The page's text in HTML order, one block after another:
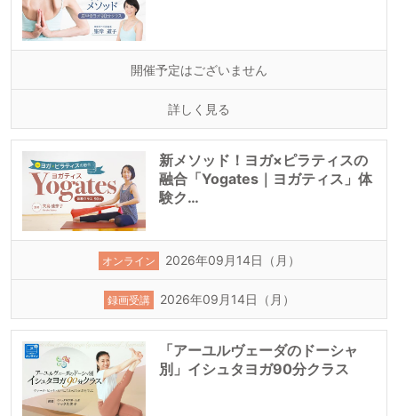
開催予定はございません
詳しく見る
新メソッド！ヨガ×ピラティスの
融合「Yogates｜ヨガティス」体
験ク…
オンライン 2026年09月14日（月）
録画受講 2026年09月14日（月）
「アーユルヴェーダのドーシャ
別」イシュタヨガ90分クラス